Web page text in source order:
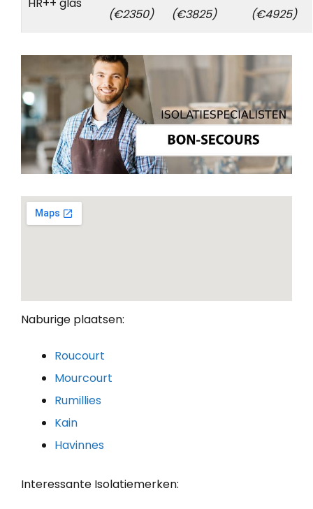
(€2350)
(€3825)
(€4925)
Naburige plaatsen:
Roucourt
Mourcourt
Rumillies
Kain
Havinnes
Interessante Isolatiemerken: